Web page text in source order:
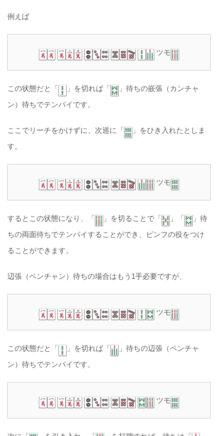
例えば
ツモ
この状態だと「 」を切れば「
」待ちの嵌張（カンチャ
ン）待ちでテンパイです。
ここでリーチをかけずに、次巡に「
」をひき入れたとしま
す。
ツモ
するとこの状態になり、「 」を切ることで「 」「
」待
ちの両面待ちでテンパイすることができ、ピンフの役をつけ
ることができます。
辺張（ペンチャン）待ちの場合はもう1手必要ですが、
ツモ
この状態だと「 」を切れば「
」待ちの辺張（ペンチャ
ン）待ちでテンパイです。
ツモ